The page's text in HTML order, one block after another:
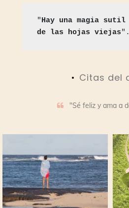
"Hay una magia
de las hojas viejas
Citas del
"Sé feliz y ama a